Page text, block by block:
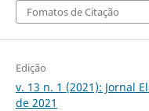
Fomatos de Citação
Edição
v. 13 n. 1 (2021): Jornal
de 2021